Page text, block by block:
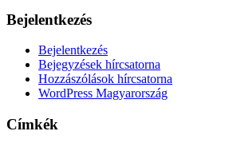
Bejelentkezés
Bejelentkezés
Bejegyzések hírcsatorna
Hozzászólások hírcsatorna
WordPress Magyarország
Címkék